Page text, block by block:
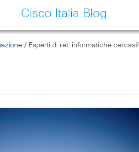
Cisco Italia Blog
/ Esperti di reti informatiche cercasi!